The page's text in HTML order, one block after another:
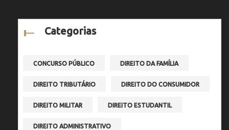
Categorias
CONCURSO PÚBLICO DIREITO DA FAMÍLIA
DIREITO TRIBUTÁRIO DIREITO DO CONSUMIDOR
DIREITO MILITAR DIREITO ESTUDANTIL
DIREITO ADMINISTRATIVO